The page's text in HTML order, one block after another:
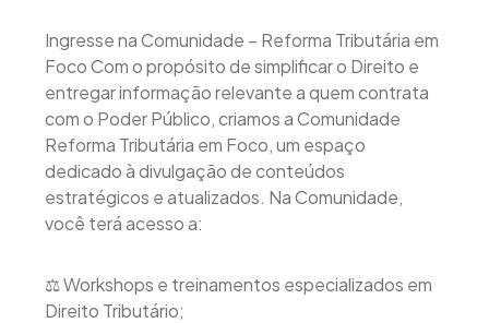
Ingresse na Comunidade – Reforma Tributária em
Foco Com o propósito de simplificar o Direito e
entregar informação relevante a quem contrata
com o Poder Público, criamos a Comunidade
Reforma Tributária em Foco, um espaço
dedicado à divulgação de conteúdos
estratégicos e atualizados. Na Comunidade,
você terá acesso a:
⚖️ Workshops e treinamentos especializados em
Direito Tributário;